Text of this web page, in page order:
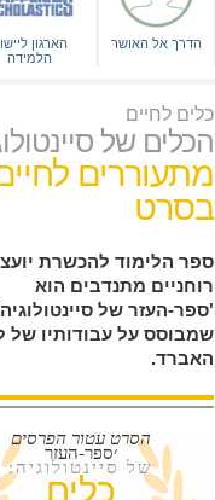
הדרך אל האושר
הארגון
הלמידה
כלים לחיים
הכלים של
מתעוררים
בסרט
ספר הלימוד להכשרת
רוחניים מתנדבים הוא
'ספר-העזר של
שמבוסס על עבודותיו של
האברד.
הסרט עטור הפרסים
׳ספר-העזר
של סיינטולוגיה:
כלים